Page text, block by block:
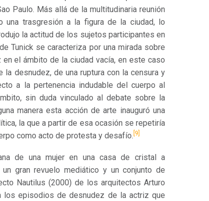
Paulo. Más allá de la multitudinaria reunión
trasgresión a la figura de la ciudad, lo
la actitud de los sujetos participantes en
Tunick se caracteriza por una mirada sobre
el ámbito de la ciudad vacía, en este caso
desnudez, de una ruptura con la censura y
a la pertenencia indudable del cuerpo al
sin duda vinculado al debate sobre la
manera esta acción de arte inauguró una
la que a partir de esa ocasión se repetiría
como acto de protesta y desafío. [9]
de una mujer en una casa de cristal a
gran revuelo mediático y un conjunto de
Nautilus (2000) de los arquitectos Arturo
los episodios de desnudez de la actriz que